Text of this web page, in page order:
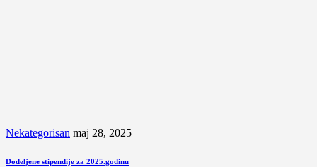
Nekategorisan maj 28, 2025
Dodeljene stipendije za 2025.godinu